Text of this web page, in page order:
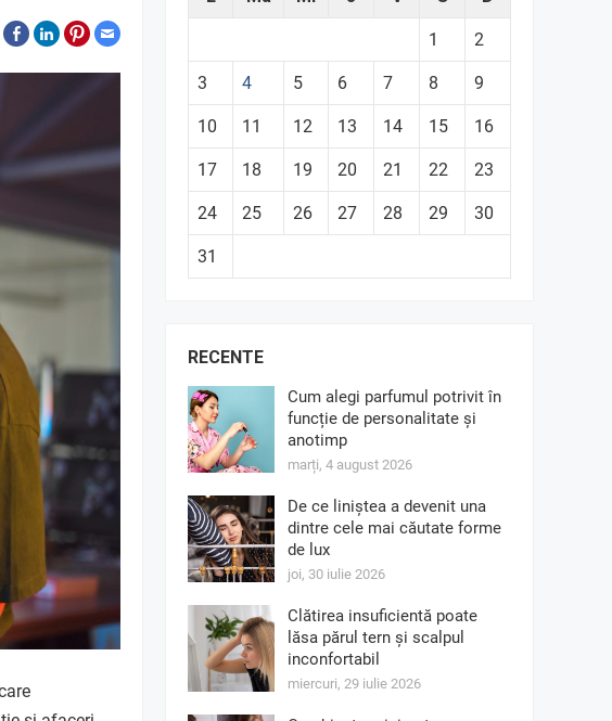
1 2
3 4 5 6 7 8 9
10 11 12 13 14 15 16
17 18 19 20 21 22 23
24 25 26 27 28 29 30
31
RECENTE
Cum alegi parfumul potrivit în
funcție de personalitate și
anotimp
marți, 4 august 2026
De ce liniștea a devenit una
dintre cele mai căutate forme
de lux
joi, 30 iulie 2026
Clătirea insuficientă poate
lăsa părul tern și scalpul
inconfortabil
miercuri, 29 iulie 2026